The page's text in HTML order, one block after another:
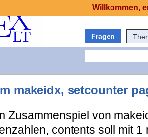
Fragen
makeidx, setcounter
Zusammenspiel von
contents soll mit
Willkommen,